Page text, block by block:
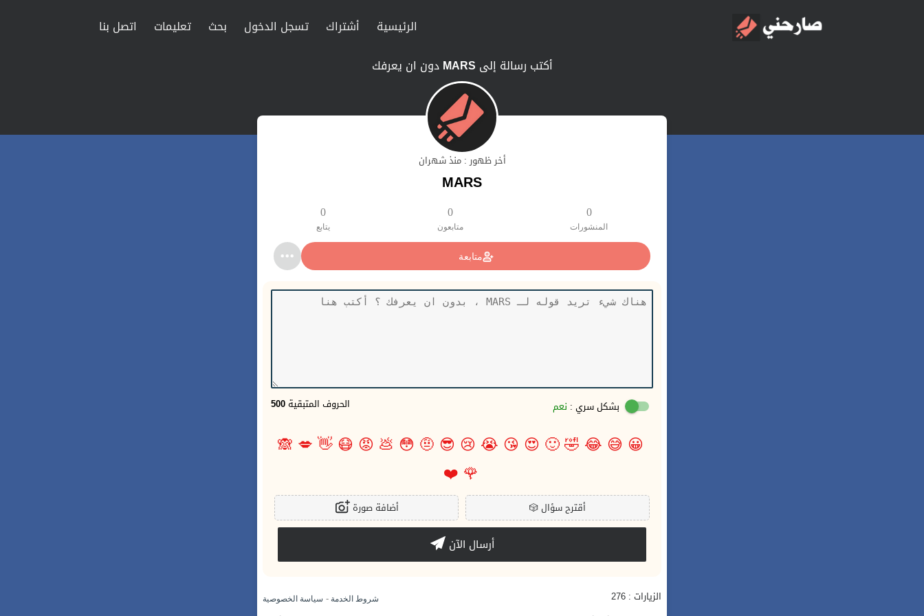
الرئيسية أشتراك تسجل الدخول بحث تعليمات
اتصل بنا
أكتب رسالة إلى MARS دون ان يعرفك
أخر ظهور : منذ شهران
MARS
0
المنشورات
0
متابعون
0
يتابع
متابعة
500 الحروف المتبقية بشكل سري : نعم
😀
😅
😂
🤣
🙂
😍
😘
😭
😢
😎
🤨
😳
💩
😡
😷
👋
💋
🙈
🌹
❤️
🎲أقترح سؤال أضافة صورة
أرسال الآن
الزيارات : 276 شروط الخدمة - سياسة الخصوصية